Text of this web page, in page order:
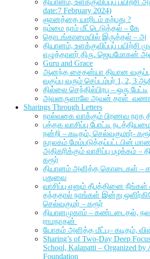
date:7 February 2024)
ஞானத்தை யாரிடம் கற்பது ?
நம்மை நாம் மீட்டெடுத்தல் – கே
தொடங்காமையில் இருத்தல் – அ
தியானம், உளக்குவிப்புப் பயிற்சி
எழுத்தாளர் திரு. ஜெயமோகன்
Guru and Grace
ஆனந்த சைதன்யா தியான வகுப்பு
வகுப்பு வரும் செப்டம்பர் 1, 2, 3
தில்லை செந்தில்பிரபு – ஒரு பேட்டி
அவனருளாலே அவன் தாள்
Sharings Through Letters
நால்வகை வாக்கும் பிரணவ நாத
புத்தக வாசிப்பு போட்டி
நன்றி – கடிதம், செல்வகுமார்-
நூலகம் மேம்படுத்தப்பட்டபின்
அதிகரிக்கும் வாசிப்பு பழக்கம் –
கரூர்
தியானம் அளித்த கொடைகள் –
புதுவை
வாசிப்பு எனும் தீபத்தினை
தந்ததால் நாங்கள் இன்று
செல்வகுமர் – கரூர்
தியானமுகாம் – கண்டடைதல்,
ராமநாதன்
யோகம் அளித்த மீட்பு– கடிதம்,
Sharing’s of Two-Day Deep
School, Kalapatti – Organized by
Foundation